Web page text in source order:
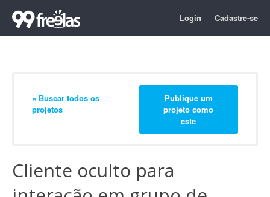
Login Cadastre-se
« Buscar todos os
projetos
Publique um
projeto como
este
Cliente oculto para